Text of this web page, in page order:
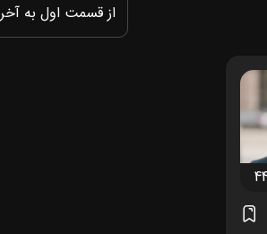
از قسمت اول به آخر